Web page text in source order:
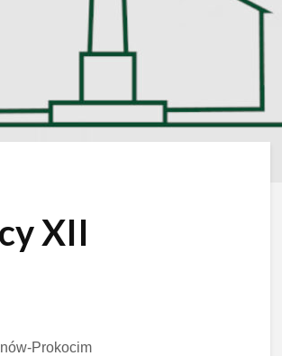
XII
Prokocim